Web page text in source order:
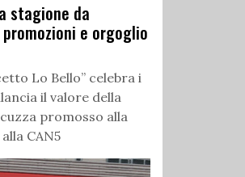
stagione da
e orgoglio
Lo Bello” celebra i
il valore della
promosso alla
CAN5